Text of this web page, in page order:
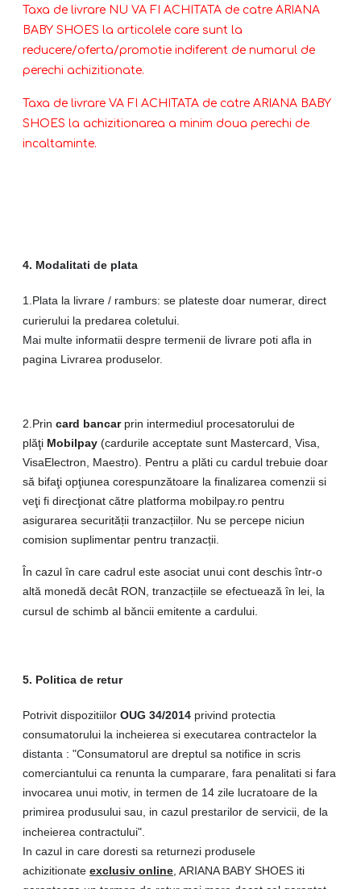
Taxa de livrare NU VA FI ACHITATA de catre ARIANA
BABY SHOES la articolele care sunt la
reducere/oferta/promotie indiferent de numarul de
perechi achizitionate.
Taxa de livrare VA FI ACHITATA de catre ARIANA BABY
SHOES la achizitionarea a minim doua perechi de
incaltaminte.
4. Modalitati de plata
1.Plata la livrare / ramburs: se plateste doar numerar, direct
curierului la predarea coletului.
Mai multe informatii despre termenii de livrare poti afla in
pagina Livrarea produselor.
2. Prin card bancarprin intermediul procesatorului de
plăţi Mobilpay (cardurile acceptate sunt Mastercard, Visa,
VisaElectron, Maestro). Pentru a plăti cu cardul trebuie doar
să bifaţi opţiunea corespunzătoare la finalizarea comenzii si
veţi fi direcţionat către platforma mobilpay.ro pentru
asigurarea securității tranzacțiilor. Nu se percepe niciun
comision suplimentar pentru tranzacții.
În cazul în care cadrul este asociat unui cont deschis într-o
altă monedă decât RON, tranzacțiile se efectuează în lei, la
cursul de schimb al băncii emitente a cardului.
5. Politica de retur
Potrivit dispozitiilor OUG 34/2014 privind protectia
consumatorului la incheierea si executarea contractelor la
distanta : "Consumatorul are dreptul sa notifice in scris
comerciantului ca renunta la cumparare, fara penalitati si fara
invocarea unui motiv, in termen de 14 zile lucratoare de la
primirea produsului sau, in cazul prestarilor de servicii, de la
incheierea contractului".
In cazul in care doresti sa returnezi produsele
achizitionate exclusiv online , ARIANA BABY SHOES iti